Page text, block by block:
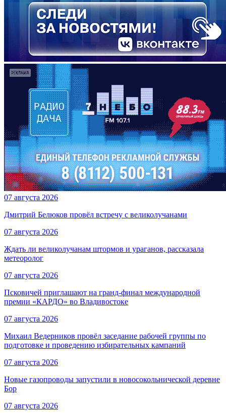
07 августа 2026
Дмитрий Белюков провёл встречу с великолучанами
07 августа 2026
Ждать ли великолучанам штормов и ураганов, рассказала
метеоролог
07 августа 2026
Псковичей приглашают на гранд‑финал международной
премии «КАРДО» во Владивостоке
07 августа 2026
Михаил Ведерников провёл заседание рабочей группы по
подготовке и проведению избирательных кампаний
07 августа 2026
Новые газопроводы запустили в новосокольнической деревне
Бор
07 августа 2026